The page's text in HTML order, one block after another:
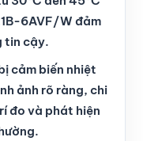
6AVF/W đảm
tin cậy.
cảm biến nhiệt
ảnh rõ ràng, chi
đo và phát hiện